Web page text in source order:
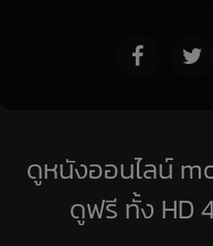
ดูหนังออนไลน์
ดูฟรี ทั้ง HD